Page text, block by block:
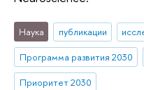
Наука публикации
Программа развития 2030
Приоритет 2030